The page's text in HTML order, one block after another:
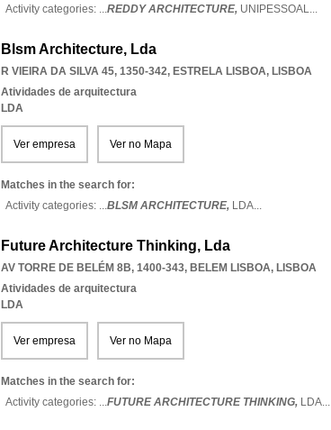
Activity categories: ...REDDY ARCHITECTURE, UNIPESSOAL...
Blsm Architecture, Lda
R VIEIRA DA SILVA 45, 1350-342, ESTRELA LISBOA, LISBOA
Atividades de arquitectura
LDA
Ver empresa Ver no Mapa
Matches in the search for:
Activity categories: ...BLSM ARCHITECTURE, LDA...
Future Architecture Thinking, Lda
AV TORRE DE BELÉM 8B, 1400-343, BELEM LISBOA, LISBOA
Atividades de arquitectura
LDA
Ver empresa Ver no Mapa
Matches in the search for:
Activity categories: ...FUTURE ARCHITECTURE THINKING, LDA...